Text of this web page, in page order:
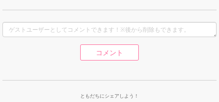
コメント
ともだちにシェアしよう！